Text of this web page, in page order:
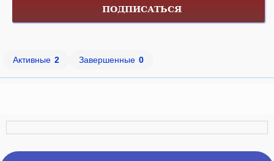
ПОДПИСАТЬСЯ
Активные 2 Завершенные 0